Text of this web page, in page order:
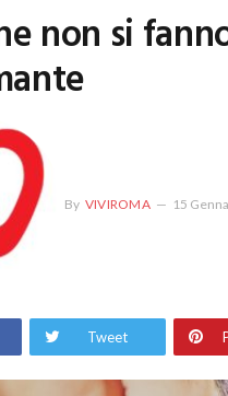
non si
By VIVIROMA 15
Tweet